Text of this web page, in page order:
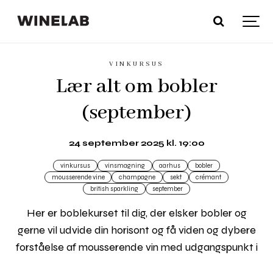
VINKURSUS
Lær alt om bobler
(september)
24 september 2025 kl. 19:00
vinkursus vinsmagning aarhus
bobler
mousserende vine
champagne sekt
crémant
british sparkling
september
Her er boblekurset til dig, der elsker bobler og
gerne vil udvide din horisont og få viden og dybere
forståelse af mousserende vin med udgangspunkt i